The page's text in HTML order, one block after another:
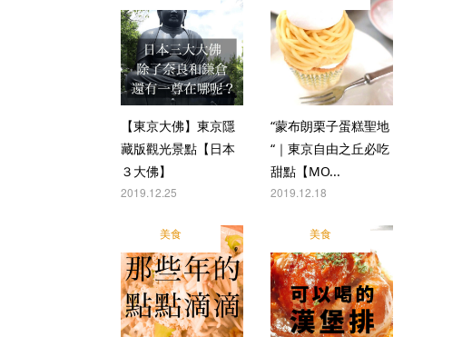
【東京大佛】東京隱
藏版觀光景點【日本
３大佛】
2019.12.25
“蒙布朗栗子蛋糕聖地
“｜東京自由之丘必吃
甜點【MO...
2019.12.18
美食 美食